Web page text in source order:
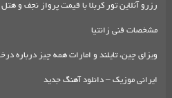
رزرو آنلاین تور کربلا با قیمت پرواز نجف و
مشخصات فنی زانتیا
ویزای چین، تایلند و امارات همه چیز درباره
ایرانی موزیک – دانلود آهنگ جدید